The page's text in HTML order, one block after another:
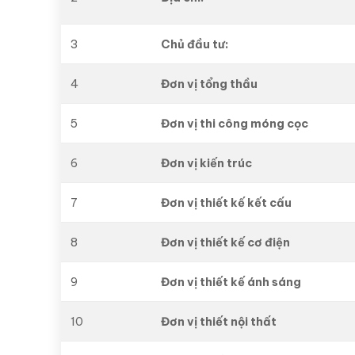
3 Chủ đầu tư:
4 Đơn vị tổng thầu
5 Đơn vị thi công móng cọc
6 Đơn vị kiến trúc
7 Đơn vị thiết kế kết cấu
8 Đơn vị thiết kế cơ điện
9 Đơn vị thiết kế ánh sáng
10 Đơn vị thiết nội thất